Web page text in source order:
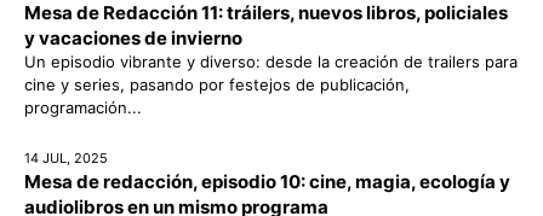
Mesa de Redacción 11: tráilers, nuevos libros, policiales
y vacaciones de invierno
Un episodio vibrante y diverso: desde la creación de trailers para
cine y series, pasando por festejos de publicación,
programación...
14 JUL, 2025
Mesa de redacción, episodio 10: cine, magia, ecología y
audiolibros en un mismo programa